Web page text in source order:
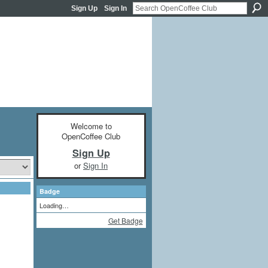
Sign Up Sign In
Welcome to
OpenCoffee Club
Sign Up
orSign In
Badge
Loading…
Get Badge